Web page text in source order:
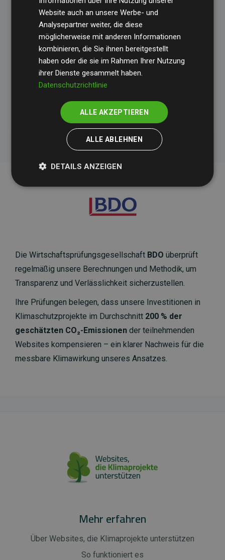
Klimawirkung und Transparenz. Weitere
Informationen zu den einzelnen Projekten finden
Sie hier.
Initiative Websites, die Klimaprojekte unterstützen
Die Wirtschaftsprüfungsgesellschaft BDO überprüft
regelmäßig unsere Berechnungen und Methodik, um
Transparenz und Verlässlichkeit sicherzustellen.
Ihre Prüfungen belegen, dass unsere Investitionen in
Klimaschutzprojekte im Durchschnitt 200 % der
geschätzten CO₂-Emissionen der teilnehmenden
Websites kompensieren – ein klarer Nachweis für die
messbare Klimawirkung unseres Ansatzes.
Mehr erfahren
Über Websites, die Klimaprojekte unterstützen
So funktioniert es
Website auch an unsere Werbe- und
Analysepartner weiter, die diese
möglicherweise mit anderen Informationen
kombinieren, die Sie ihnen bereitgestellt
haben oder die sie im Rahmen Ihrer Nutzung
ihrer Dienste gesammelt haben.
Datenschutzrichtlinie
ALLE AKZEPTIEREN
ALLE ABLEHNEN
DETAILS ANZEIGEN